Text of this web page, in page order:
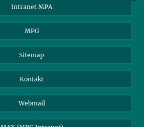
Intranet MPA
MPG
Sitemap
Kontakt
Webmail